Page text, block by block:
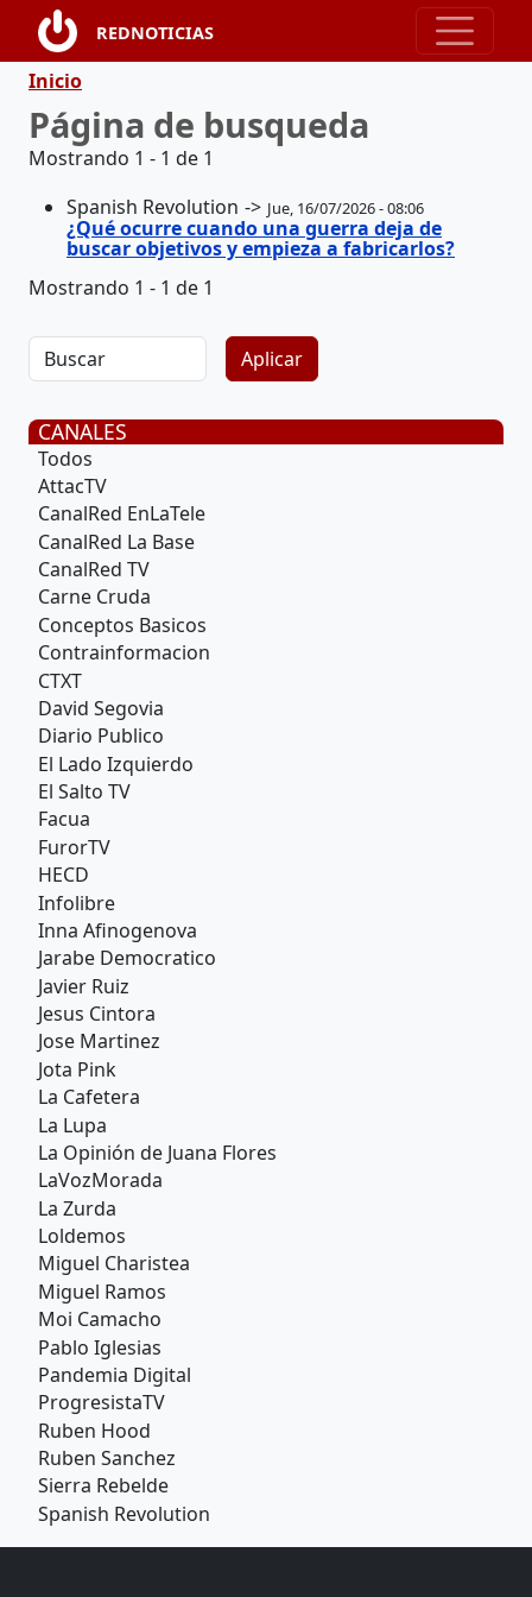
Pasar al contenido principal
REDNOTICIAS
Ruta de navegación
Inicio
Página de busqueda
Mostrando 1 - 1 de 1
Spanish Revolution
Jue, 16/07/2026 - 08:06
¿Qué ocurre cuando una guerra deja de
buscar objetivos y empieza a fabricarlos?
Mostrando 1 - 1 de 1
CANALES
Todos
AttacTV
CanalRed EnLaTele
CanalRed La Base
CanalRed TV
Carne Cruda
Conceptos Basicos
Contrainformacion
CTXT
David Segovia
Diario Publico
El Lado Izquierdo
El Salto TV
Facua
FurorTV
HECD
Infolibre
Inna Afinogenova
Jarabe Democratico
Javier Ruiz
Jesus Cintora
Jose Martinez
Jota Pink
La Cafetera
La Lupa
La Opinión de Juana Flores
LaVozMorada
La Zurda
Loldemos
Miguel Charistea
Miguel Ramos
Moi Camacho
Pablo Iglesias
Pandemia Digital
ProgresistaTV
Ruben Hood
Ruben Sanchez
Sierra Rebelde
Spanish Revolution